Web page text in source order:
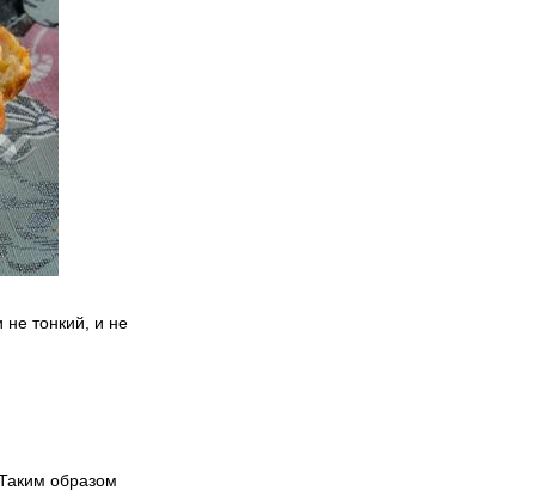
не тонкий, и не
образом